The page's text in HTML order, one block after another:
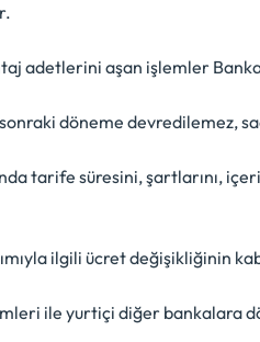
adetlerini aşan işlemler
döneme devredilemez,
tarife süresini, şartlarını,
ilgili ücret değişikliğinin
ile yurtiçi diğer bankalara